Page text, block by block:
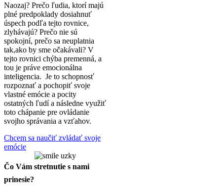
Naozaj? Prečo ľudia, ktorí majú
plné predpoklady dosiahnuť
úspech podľa tejto rovnice,
zlyhávajú? Prečo nie sú
spokojní, prečo sa neuplatnia
tak,ako by sme očakávali? V
tejto rovnici chýba premenná, a
tou je práve emocionálna
inteligencia. Je to schopnosť
rozpoznať a pochopiť svoje
vlastné emócie a pocity
ostatných ľudí a následne využiť
toto chápanie pre ovládanie
svojho správania a vzťahov.
Chcem sa naučiť zvládať svoje
emócie
Čo Vám stretnutie s nami
prinesie?